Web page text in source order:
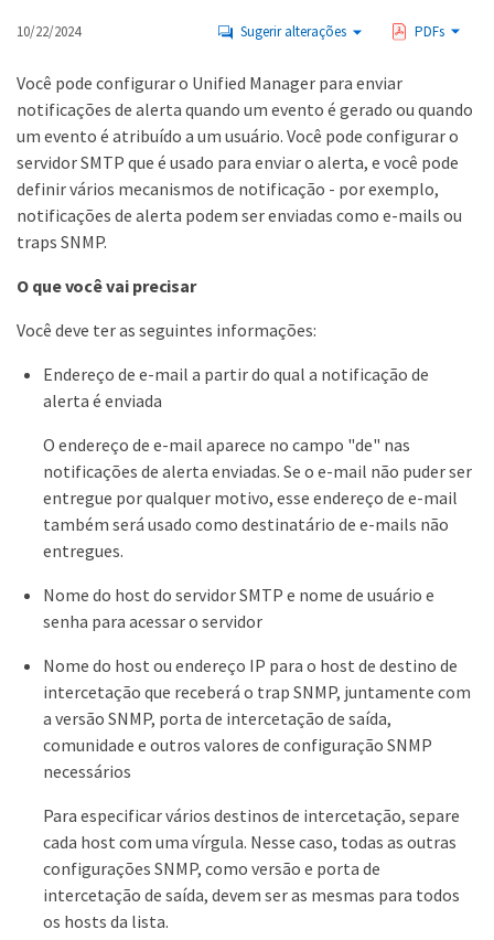
10/22/2024 Sugerir alterações PDFs
Você pode configurar o Unified Manager para enviar
notificações de alerta quando um evento é gerado ou quando
um evento é atribuído a um usuário. Você pode configurar o
servidor SMTP que é usado para enviar o alerta, e você pode
definir vários mecanismos de notificação - por exemplo,
notificações de alerta podem ser enviadas como e-mails ou
traps SNMP.
O que você vai precisar
Você deve ter as seguintes informações:
Endereço de e-mail a partir do qual a notificação de
alerta é enviada
O endereço de e-mail aparece no campo "de" nas
notificações de alerta enviadas. Se o e-mail não puder ser
entregue por qualquer motivo, esse endereço de e-mail
também será usado como destinatário de e-mails não
entregues.
Nome do host do servidor SMTP e nome de usuário e
senha para acessar o servidor
Nome do host ou endereço IP para o host de destino de
intercetação que receberá o trap SNMP, juntamente com
a versão SNMP, porta de intercetação de saída,
comunidade e outros valores de configuração SNMP
necessários
Para especificar vários destinos de intercetação, separe
cada host com uma vírgula. Nesse caso, todas as outras
configurações SNMP, como versão e porta de
intercetação de saída, devem ser as mesmas para todos
os hosts da lista.